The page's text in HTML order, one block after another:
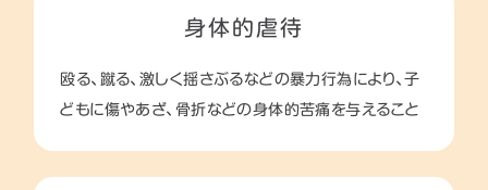
身体的虐待
殴る、蹴る、激しく揺さぶるなどの暴力行為により、子
どもに傷やあざ、骨折などの身体的苦痛を与えること